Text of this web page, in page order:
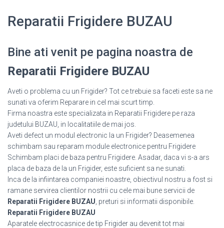
Reparatii Frigidere BUZAU
Bine ati venit pe pagina noastra de
Reparatii Frigidere BUZAU
Aveti o problema cu un Frigider? Tot ce trebuie sa faceti este sa ne
sunati va oferim Reparare in cel mai scurt timp.
Firma noastra este specializata in Reparatii Frigidere pe raza
judetului BUZAU, in localitatiile de mai jos.
Aveti defect un modul electronic la un Frigider? Deasemenea
schimbam sau reparam module electronice pentru Frigidere
Schimbam placi de baza pentru Frigidere. Asadar, daca vi s-a ars
placa de baza de la un Frigider, este suficient sa ne sunati.
Inca de la infiintarea companiei noastre, obiectivul nostru a fost si
ramane servirea clientilor nostrii cu cele mai bune servicii de
Reparatii Frigidere BUZAU , preturi si informatii disponibile.
Reparatii Frigidere BUZAU
Aparatele electrocasnice de tip Frigider au devenit tot mai